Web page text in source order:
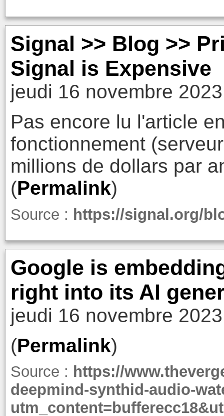
Signal >> Blog >>
Signal is Expensive
jeudi 16 novembre
Pas encore lu l'article
fonctionnement
millions de dollars par
(Permalink)
Source : https://signal.org/
Google is
right into its AI
jeudi 16 novembre
(Permalink)
Source : https://
deepmind-synthid-audio-